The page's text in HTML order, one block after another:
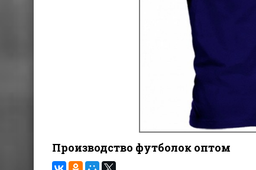
Производство футболок оптом